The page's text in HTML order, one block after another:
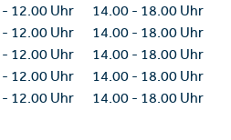
- 12.00 Uhr 14.00 - 18.00 Uhr
- 12.00 Uhr 14.00 - 18.00 Uhr
- 12.00 Uhr 14.00 - 18.00 Uhr
- 12.00 Uhr 14.00 - 18.00 Uhr
- 12.00 Uhr 14.00 - 18.00 Uhr